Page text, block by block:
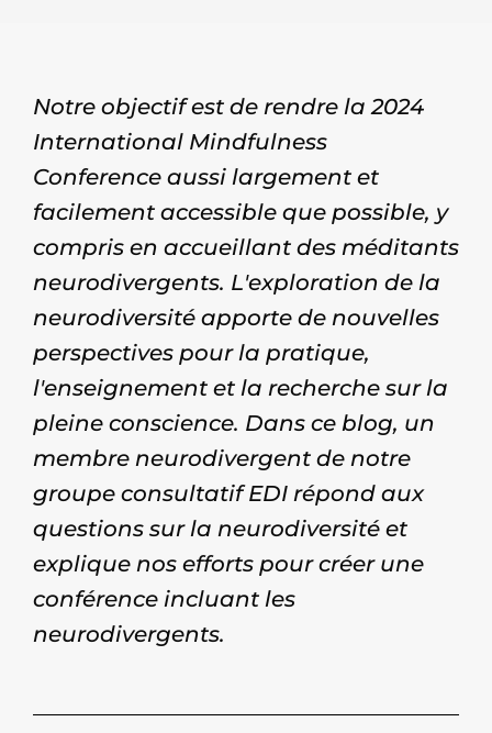
Notre objectif est de rendre la 2024
International Mindfulness
Conference aussi largement et
facilement accessible que possible, y
compris en accueillant des méditants
neurodivergents. L'exploration de la
neurodiversité apporte de nouvelles
perspectives pour la pratique,
l'enseignement et la recherche sur la
pleine conscience. Dans ce blog, un
membre neurodivergent de notre
groupe consultatif EDI répond aux
questions sur la neurodiversité et
explique nos efforts pour créer une
conférence incluant les
neurodivergents.